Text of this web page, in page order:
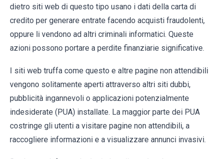
dietro siti web di questo tipo usano i dati della carta di
credito per generare entrate facendo acquisti fraudolenti,
oppure li vendono ad altri criminali informatici. Queste
azioni possono portare a perdite finanziarie significative.
I siti web truffa come questo e altre pagine non attendibili
vengono solitamente aperti attraverso altri siti dubbi,
pubblicità ingannevoli o applicazioni potenzialmente
indesiderate (PUA) installate. La maggior parte dei PUA
costringe gli utenti a visitare pagine non attendibili, a
raccogliere informazioni e a visualizzare annunci invasivi.